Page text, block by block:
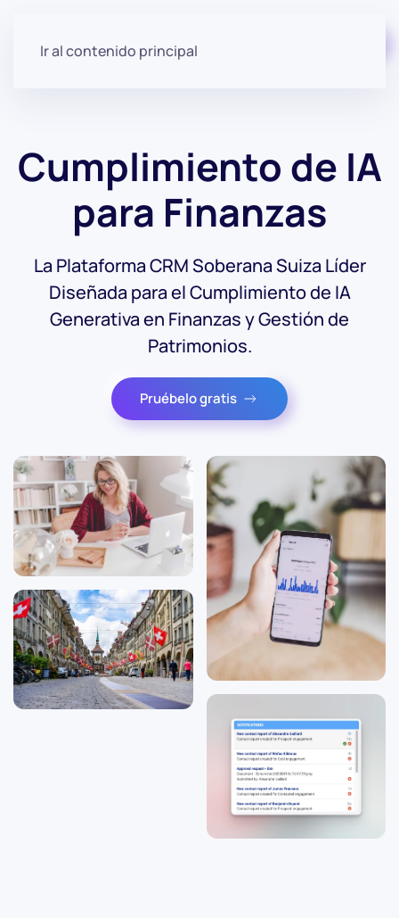
Ir al contenido principal
Cumplimiento de IA
para Finanzas
La Plataforma CRM Soberana Suiza Líder
Diseñada para el Cumplimiento de IA
Generativa en Finanzas y Gestión de
Patrimonios.
Pruébelo gratis